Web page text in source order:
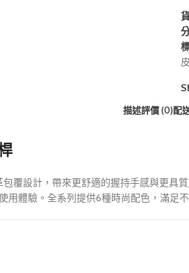
描述評價 (0)配
覆設計，帶來更舒適的握持手感與更
體驗。全系列提供6種時尚配色，滿足